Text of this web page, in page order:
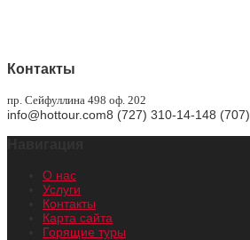
Контакты
пр. Сейфуллина 498 оф. 202
info@hottour.com8 (727) 310-14-148
О нас
Услуги
Контакты
Карта сайта
Горящие туры